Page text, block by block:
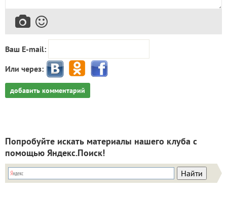
Ваш E-mail:
Или через:
добавить комментарий
Попробуйте искать материалы нашего клуба с
помощью Яндекс.Поиск!